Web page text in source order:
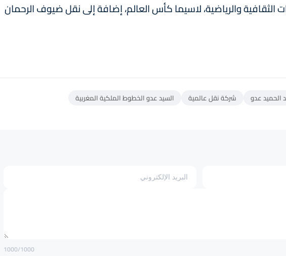
الثقافية والرياضية، لاسيما كأس العالم، إضافة إلى نقل ضيوف الرحمان
الحميد عدو شركة نقل عالمية السيد عدو الخطوط الملكية المغربية
1000/1000